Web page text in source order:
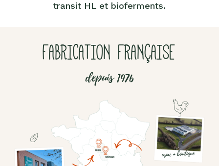
transit HL et bioferments.
FABRICATION FRANÇAISE
depuis 1976
culinaires
Boisson
poudre